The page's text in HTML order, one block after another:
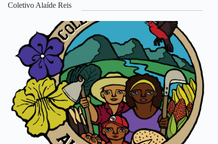
Coletivo Alaíde Reis